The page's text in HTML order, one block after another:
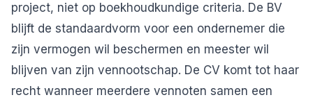
project, niet op boekhoudkundige criteria. De BV
blijft de standaardvorm voor een ondernemer die
zijn vermogen wil beschermen en meester wil
blijven van zijn vennootschap. De CV komt tot haar
recht wanneer meerdere vennoten samen een